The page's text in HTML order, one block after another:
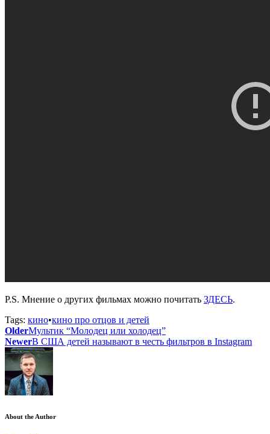
P.S. Мнение о других фильмах можно почитать ЗДЕСЬ.
Tags: кино•кино про отцов и детей
OlderМультик “Молодец или холодец”
NewerВ США детей называют в честь фильтров в Instagram
About the Author